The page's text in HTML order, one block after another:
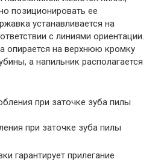
позиционировать ее
устанавливается на
с линиями ориентации.
опирается на верхнюю кромку
а напильник располагается
при заточке зуба пилы
гарантирует прилегание